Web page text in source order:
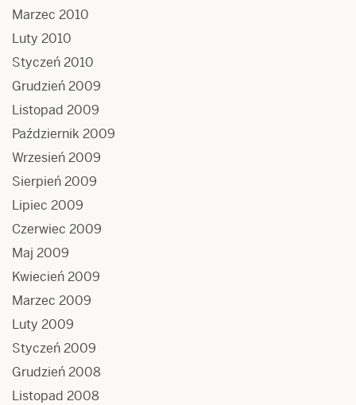
Marzec 2010
Luty 2010
Styczeń 2010
Grudzień 2009
Listopad 2009
Październik 2009
Wrzesień 2009
Sierpień 2009
Lipiec 2009
Czerwiec 2009
Maj 2009
Kwiecień 2009
Marzec 2009
Luty 2009
Styczeń 2009
Grudzień 2008
Listopad 2008